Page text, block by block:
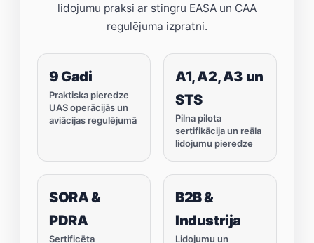
lidojumu praksi ar stingru EASA un CAA
regulējuma izpratni.
9 Gadi
Praktiska pieredze
UAS operācijās un
aviācijas regulējumā
A1, A2, A3 un
STS
Pilna pilota
sertifikācija un reāla
lidojumu pieredze
SORA &
PDRA
Sertificēta
B2B &
Industrija
Lidojumu un